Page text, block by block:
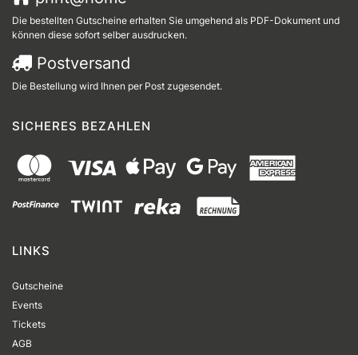
Die bestellten Gutscheine erhalten Sie umgehend als PDF-Dokument und
können diese sofort selber ausdrucken.
Postversand
Die Bestellung wird Ihnen per Post zugesendet.
SICHERES BEZAHLEN
LINKS
Gutscheine
Events
Tickets
AGB